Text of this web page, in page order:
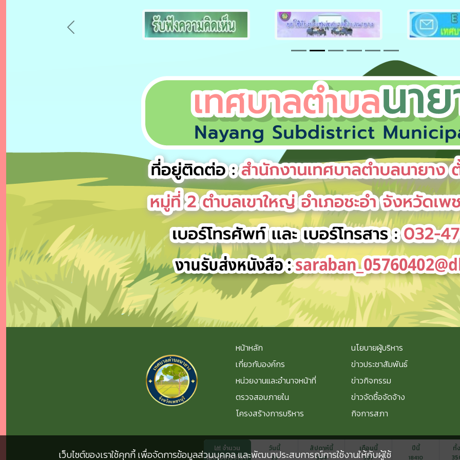
Previous
หน้าหลัก
เกี่ยวกับองค์กร
หน่วยงานและอำนาจหน้าที่
ตรวจสอบภายใน
โครงสร้างการบริหาร
นโยบายผู้บริหาร
ข่าวประชาสัมพันธ์
ข่าวกิจกรรม
ข่าวจัดซื้อจัดจ้าง
กิจการสภา
จำนวน
ผู้เข้าชมเว็บไซต์
วันนี้
29
สัปดาห์นี้
304
เดือนนี้
387
ปีนี้
18410
ทั้
เว็บไซต์ของเราใช้คุกกี้ เพื่อจัดการข้อมูลส่วนบุคคล และพัฒนาประสบการณ์การใช้งานให้กับผู้ใช้